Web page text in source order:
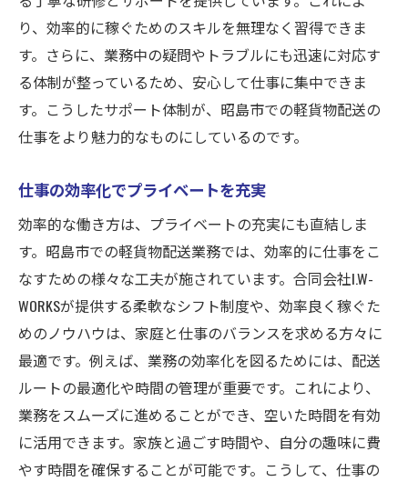
り、効率的に稼ぐためのスキルを無理なく習得できま
す。さらに、業務中の疑問やトラブルにも迅速に対応す
る体制が整っているため、安心して仕事に集中できま
す。こうしたサポート体制が、昭島市での軽貨物配送の
仕事をより魅力的なものにしているのです。
仕事の効率化でプライベートを充実
効率的な働き方は、プライベートの充実にも直結しま
す。昭島市での軽貨物配送業務では、効率的に仕事をこ
なすための様々な工夫が施されています。合同会社I.W-
WORKSが提供する柔軟なシフト制度や、効率良く稼ぐた
めのノウハウは、家庭と仕事のバランスを求める方々に
最適です。例えば、業務の効率化を図るためには、配送
ルートの最適化や時間の管理が重要です。これにより、
業務をスムーズに進めることができ、空いた時間を有効
に活用できます。家族と過ごす時間や、自分の趣味に費
やす時間を確保することが可能です。こうして、仕事の